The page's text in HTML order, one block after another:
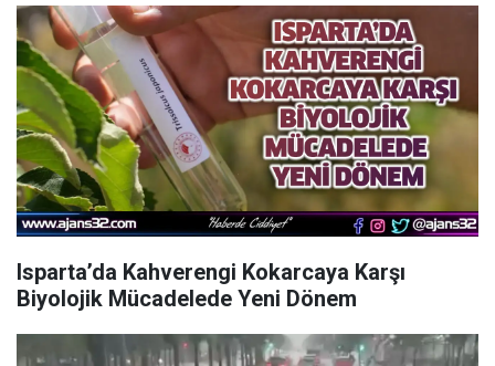
Isparta’da Kahverengi Kokarcaya Karşı
Biyolojik Mücadelede Yeni Dönem